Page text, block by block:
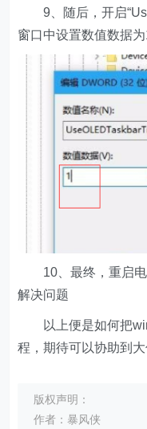
9、随后，开启
窗口中设置数值数据为
10、最终，重启电
解决问题
以上便是如何把
程，期待可以协助到大
版权声明：
作者：暴风侠